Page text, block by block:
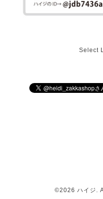
Select
©2026 ハイジ .